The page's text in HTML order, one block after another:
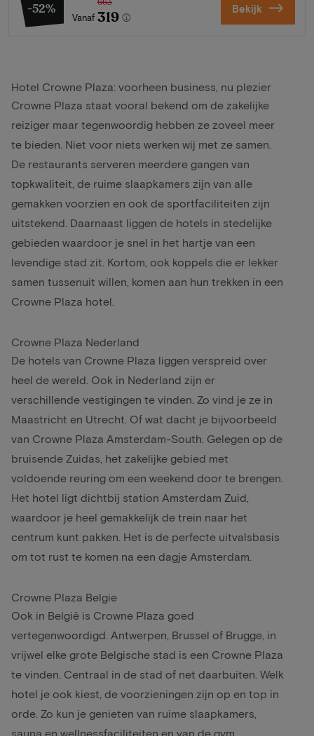
-52%
Vanaf 319 Bekijk
Hotel Crowne Plaza: voorheen business, nu plezier
Crowne Plaza staat vooral bekend om de zakelijke
reiziger maar tegenwoordig hebben ze zoveel meer
te bieden. Niet voor niets werken wij met ze samen.
De restaurants serveren meerdere gangen van
topkwaliteit, de ruime slaapkamers zijn van alle
gemakken voorzien en ook de sportfaciliteiten zijn
uitstekend. Daarnaast liggen de hotels in stedelijke
gebieden waardoor je snel in het hartje van een
levendige stad zit. Kortom, ook koppels die er lekker
samen tussenuit willen, komen aan hun trekken in een
Crowne Plaza hotel.
Crowne Plaza Nederland
De hotels van Crowne Plaza liggen verspreid over
heel de wereld. Ook in Nederland zijn er
verschillende vestigingen te vinden. Zo vind je ze in
Maastricht en Utrecht. Of wat dacht je bijvoorbeeld
van Crowne Plaza Amsterdam-South. Gelegen op de
bruisende Zuidas, het zakelijke gebied met
voldoende reuring om een weekend door te brengen.
Het hotel ligt dichtbij station Amsterdam Zuid,
waardoor je heel gemakkelijk de trein naar het
centrum kunt pakken. Het is de perfecte uitvalsbasis
om tot rust te komen na een dagje Amsterdam.
Crowne Plaza Belgie
Ook in België is Crowne Plaza goed
vertegenwoordigd. Antwerpen Brussel of Brugge , in
vrijwel elke grote Belgische stad is een Crowne Plaza
te vinden. Centraal in de stad of net daarbuiten. Welk
hotel je ook kiest, de voorzieningen zijn op en top in
orde. Zo kun je genieten van ruime slaapkamers,
sauna en wellnessfaciliteiten en van de gym.